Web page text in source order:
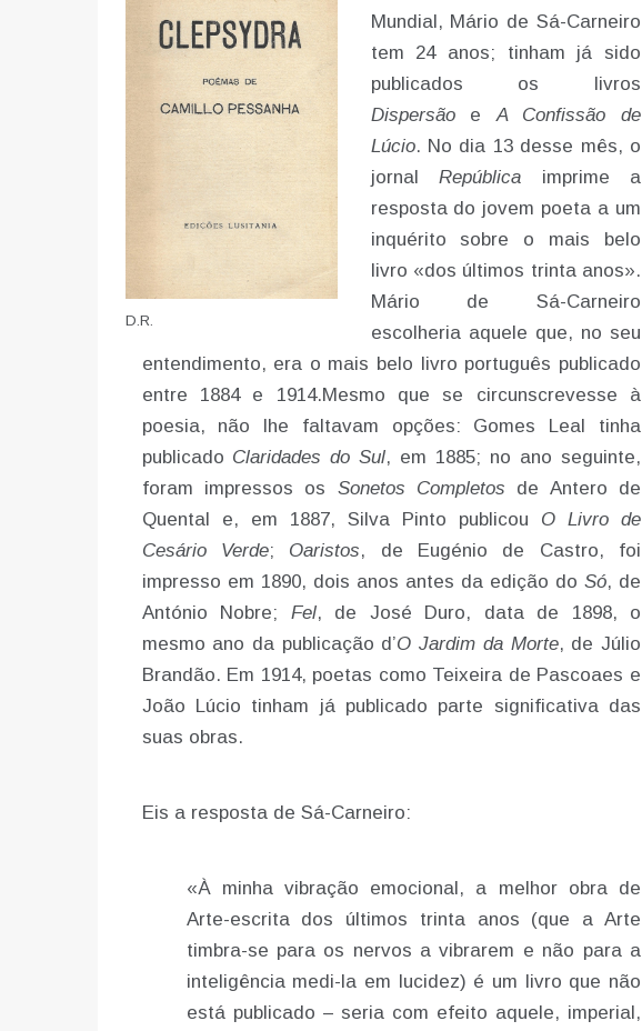
D.R.
Mundial, Mário de Sá-Carneiro
tem 24 anos; tinham já sido
publicados os livros
DispersãoeA Confissão de
Lúcio. No dia 13 desse mês, o
jornalRepública imprime a
resposta do jovem poeta a um
inquérito sobre o mais belo
livro «dos últimos trinta anos».
Mário de Sá-Carneiro
escolheria aquele que, no seu
entendimento, era o mais belo livro português publicado
entre 1884 e 1914.Mesmo que se circunscrevesse à
poesia, não lhe faltavam opções: Gomes Leal tinha
publicado Claridades do Sul, em 1885; no ano seguinte,
foram impressos os Sonetos Completos de Antero de
Quental e, em 1887, Silva Pinto publicou O Livro de
Cesário Verde; Oaristos, de Eugénio de Castro, foi
impresso em 1890, dois anos antes da edição do Só, de
António Nobre; Fel, de José Duro, data de 1898, o
mesmo ano da publicação d’O Jardim da Morte, de Júlio
Brandão. Em 1914, poetas como Teixeira de Pascoaes e
João Lúcio tinham já publicado parte significativa das
suas obras.
Eis a resposta de Sá-Carneiro:
«À minha vibração emocional, a melhor obra de
Arte-escrita dos últimos trinta anos (que a Arte
timbra-se para os nervos a vibrarem e não para a
inteligência medi-la em lucidez) é um livro que não
está publicado – seria com efeito aquele, imperial,